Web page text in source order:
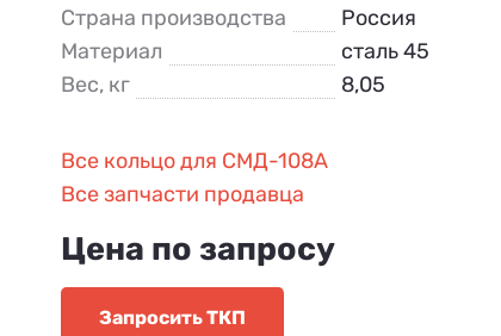
Страна производства
Россия
Материал
сталь 45
Вес, кг
8,05
Все кольцо для СМД-108А
Все запчасти продавца
Цена по запросу
Запросить ТКП